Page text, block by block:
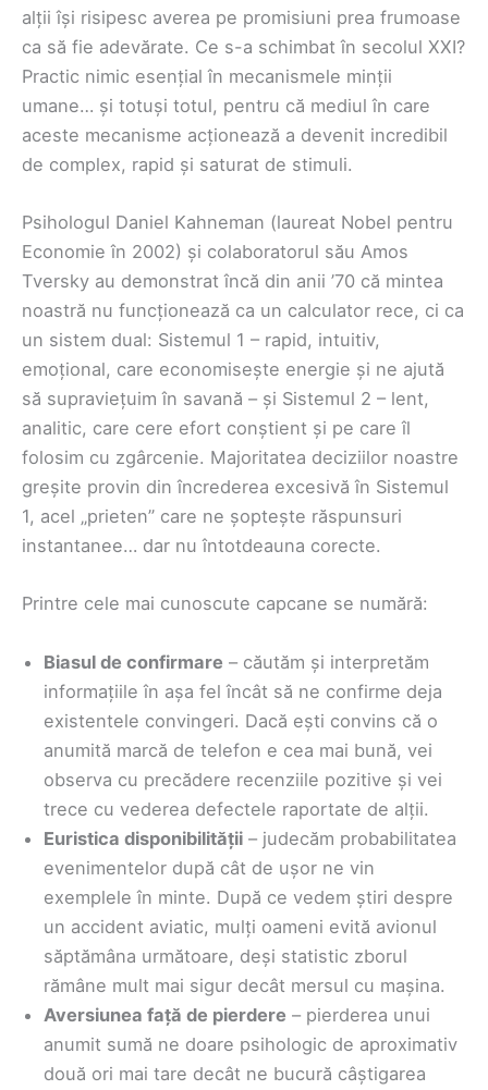
alții își risipesc averea pe promisiuni prea frumoase
ca să fie adevărate. Ce s-a schimbat în secolul XXI?
Practic nimic esențial în mecanismele minții
umane… și totuși totul, pentru că mediul în care
aceste mecanisme acționează a devenit incredibil
de complex, rapid și saturat de stimuli.
Psihologul Daniel Kahneman (laureat Nobel pentru
Economie în 2002) și colaboratorul său Amos
Tversky au demonstrat încă din anii ’70 că mintea
noastră nu funcționează ca un calculator rece, ci ca
un sistem dual: Sistemul 1 – rapid, intuitiv,
emoțional, care economisește energie și ne ajută
să supraviețuim în savană – și Sistemul 2 – lent,
analitic, care cere efort conștient și pe care îl
folosim cu zgârcenie. Majoritatea deciziilor noastre
greșite provin din încrederea excesivă în Sistemul
1, acel „prieten” care ne șoptește răspunsuri
instantanee… dar nu întotdeauna corecte.
Printre cele mai cunoscute capcane se numără:
Biasul de confirmare – căutăm și interpretăm
informațiile în așa fel încât să ne confirme deja
existentele convingeri. Dacă ești convins că o
anumită marcă de telefon e cea mai bună, vei
observa cu precădere recenziile pozitive și vei
trece cu vederea defectele raportate de alții.
Euristica disponibilității – judecăm probabilitatea
evenimentelor după cât de ușor ne vin
exemplele în minte. După ce vedem știri despre
un accident aviatic, mulți oameni evită avionul
săptămâna următoare, deși statistic zborul
rămâne mult mai sigur decât mersul cu mașina.
Aversiunea față de pierdere – pierderea unui
anumit sumă ne doare psihologic de aproximativ
două ori mai tare decât ne bucură câștigarea